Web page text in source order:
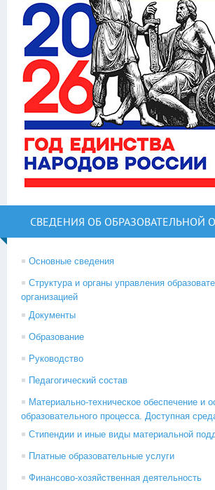
СВЕДЕНИЯ ОБ ОБРАЗОВАТЕЛЬНОЙ
Основные сведения
Структура и органы управления
организацией
Документы
Образование
Руководство
Педагогический состав
Материально-техническое обеспечение и
образовательного процесса. Доступная
Стипендии и иные виды материальной
Платные образовательные услуги
Финансово-хозяйственная деятельность